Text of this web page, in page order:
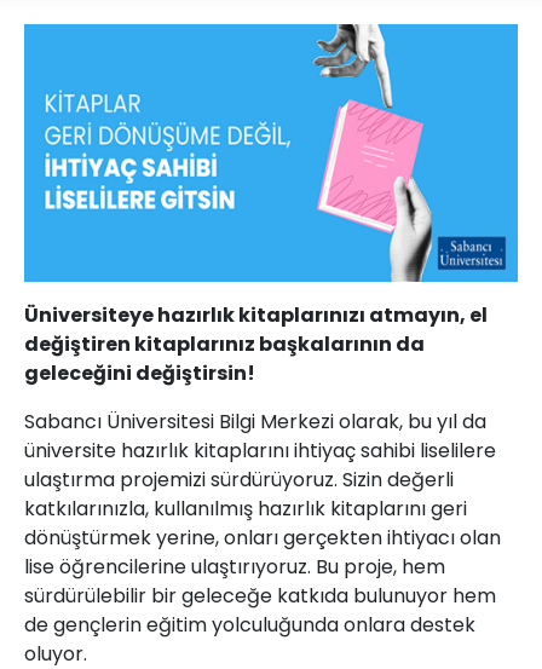
Üniversiteye hazırlık kitaplarınızı atmayın, el
değiştiren kitaplarınız başkalarının da
geleceğini değiştirsin!
Sabancı Üniversitesi Bilgi Merkezi olarak, bu yıl da
üniversite hazırlık kitaplarını ihtiyaç sahibi liselilere
ulaştırma projemizi sürdürüyoruz. Sizin değerli
katkılarınızla, kullanılmış hazırlık kitaplarını geri
dönüştürmek yerine, onları gerçekten ihtiyacı olan
lise öğrencilerine ulaştırıyoruz. Bu proje, hem
sürdürülebilir bir geleceğe katkıda bulunuyor hem
de gençlerin eğitim yolculuğunda onlara destek
oluyor.